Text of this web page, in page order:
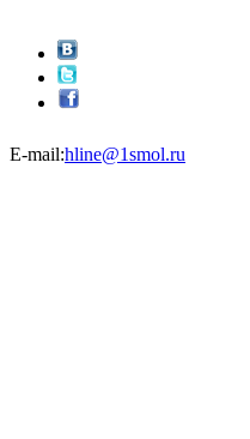
E-mail:hline@1smol.ru